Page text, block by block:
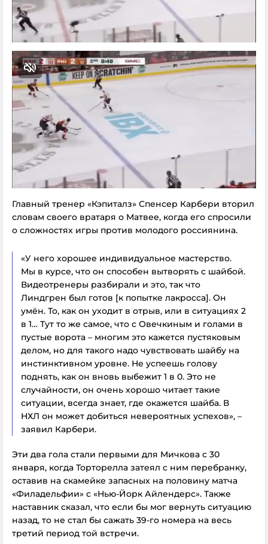
Главный тренер «Кэпиталз» Спенсер Карбери вторил
словам своего вратаря о Матвее, когда его спросили
о сложностях игры против молодого россиянина.
«У него хорошее индивидуальное мастерство.
Мы в курсе, что он способен вытворять с шайбой.
Видеотренеры разбирали и это, так что
Линдгрен был готов [к попытке лакросса]. Он
умён. То, как он уходит в отрыв, или в ситуациях 2
в 1… Тут то же самое, что с Овечкиным и голами в
пустые ворота – многим это кажется пустяковым
делом, но для такого надо чувствовать шайбу на
инстинктивном уровне. Не успеешь голову
поднять, как он вновь выбежит 1 в 0. Это не
случайности, он очень хорошо читает такие
ситуации, всегда знает, где окажется шайба. В
НХЛ он может добиться невероятных успехов», –
заявил Карбери.
Эти два гола стали первыми для Мичкова с 30
января, когда Торторелла затеял с ним перебранку,
оставив на скамейке запасных на половину матча
«Филадельфии» с «Нью-Йорк Айлендерс». Также
наставник сказал, что если бы мог вернуть ситуацию
назад, то не стал бы сажать 39-го номера на весь
третий период той встречи.